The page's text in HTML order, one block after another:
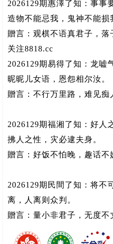
2026129期惠澤了知：事事
造物不能忌我，鬼神不能损
贈言：观棋不语真君子，落
关注8818.cc
2026129期易得了知：龙嘘
昵昵儿女语，恩怨相尔汝。
贈言：不行万里路，难见痴
2026129期福湘了知：好人
拂人之性，灾必逮夫身。
贈言：好饭不怕晚，趣话不
2026129期民間了知：将不
离，人离则众判。
贈言：量小非君子，无度不